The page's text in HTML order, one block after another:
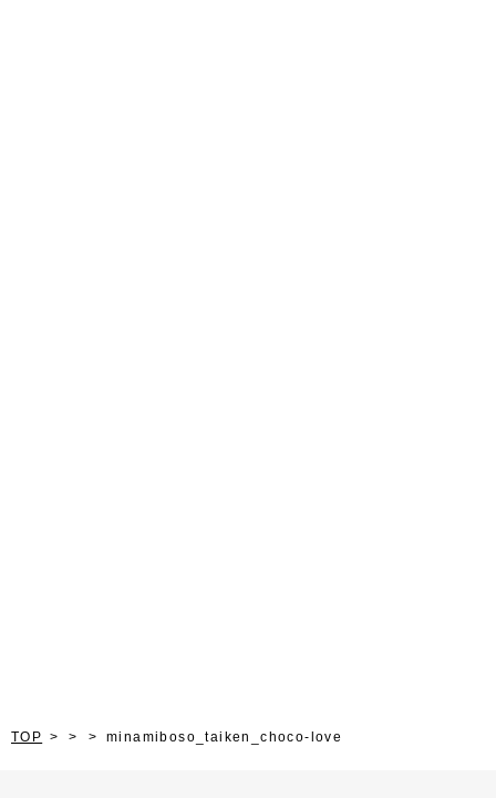
TOP minamiboso_taiken_choco-love